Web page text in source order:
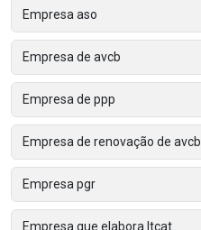
Empresa aso
Empresa de avcb
Empresa de ppp
Empresa de renovação de avcb
Empresa pgr
Empresa que elabora ltcat